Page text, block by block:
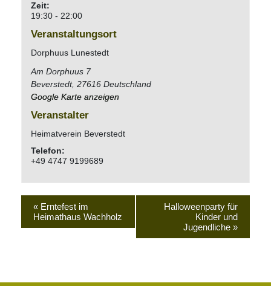
Zeit:
19:30 - 22:00
Veranstaltungsort
Dorphuus Lunestedt
Am Dorphuus 7
Beverstedt, 27616 Deutschland
Google Karte anzeigen
Veranstalter
Heimatverein Beverstedt
Telefon:
+49 4747 9199689
« Erntefest im
Heimathaus Wachholz
Halloweenparty für
Kinder und
Jugendliche »